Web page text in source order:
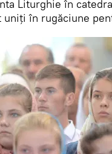
Liturghie în
în rugăciune